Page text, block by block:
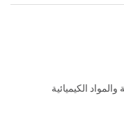
الكيميائية